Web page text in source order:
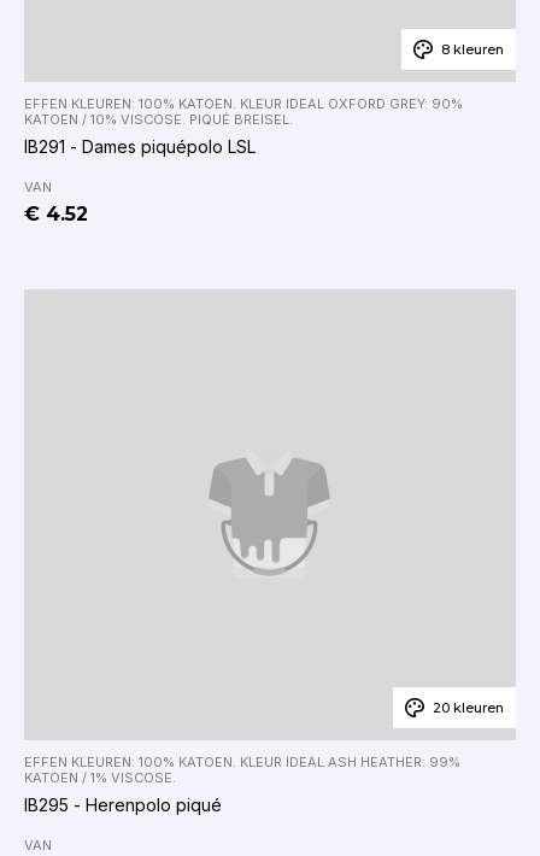
8 kleuren
EFFEN KLEUREN: 100% KATOEN. KLEUR IDEAL OXFORD GREY: 90%
KATOEN / 10% VISCOSE. PIQUÉ BREISEL.
IB291 - Dames piquépolo LSL
VAN
€ 4.52
20 kleuren
EFFEN KLEUREN: 100% KATOEN. KLEUR IDEAL ASH HEATHER: 99%
KATOEN / 1% VISCOSE.
IB295 - Herenpolo piqué
VAN